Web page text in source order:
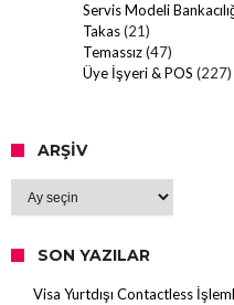
Servis Modeli
Takas(21)
Temassız(47)
Üye İşyeri & POS (227)
ARŞIV
Arşiv
SON YAZILAR
Visa Yurtdışı Contactless